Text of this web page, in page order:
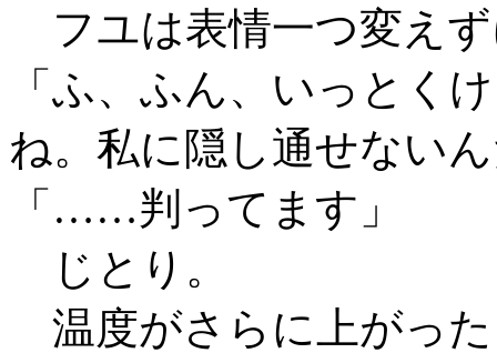
フユは表情一つ変え
「ふ、ふん、いっとく
ね。私に隠し通せない
「……判ってます」
じとり。
温度がさらに上がっ